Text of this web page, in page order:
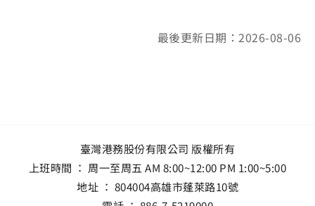
最後更新日期：2026-08-06
臺灣港務股份有限公司 版權所有
上班時間 ： 周一至周五 AM 8:00~12:00 PM 1:00~5:00
地址 ： 804004高雄市蓬萊路10號